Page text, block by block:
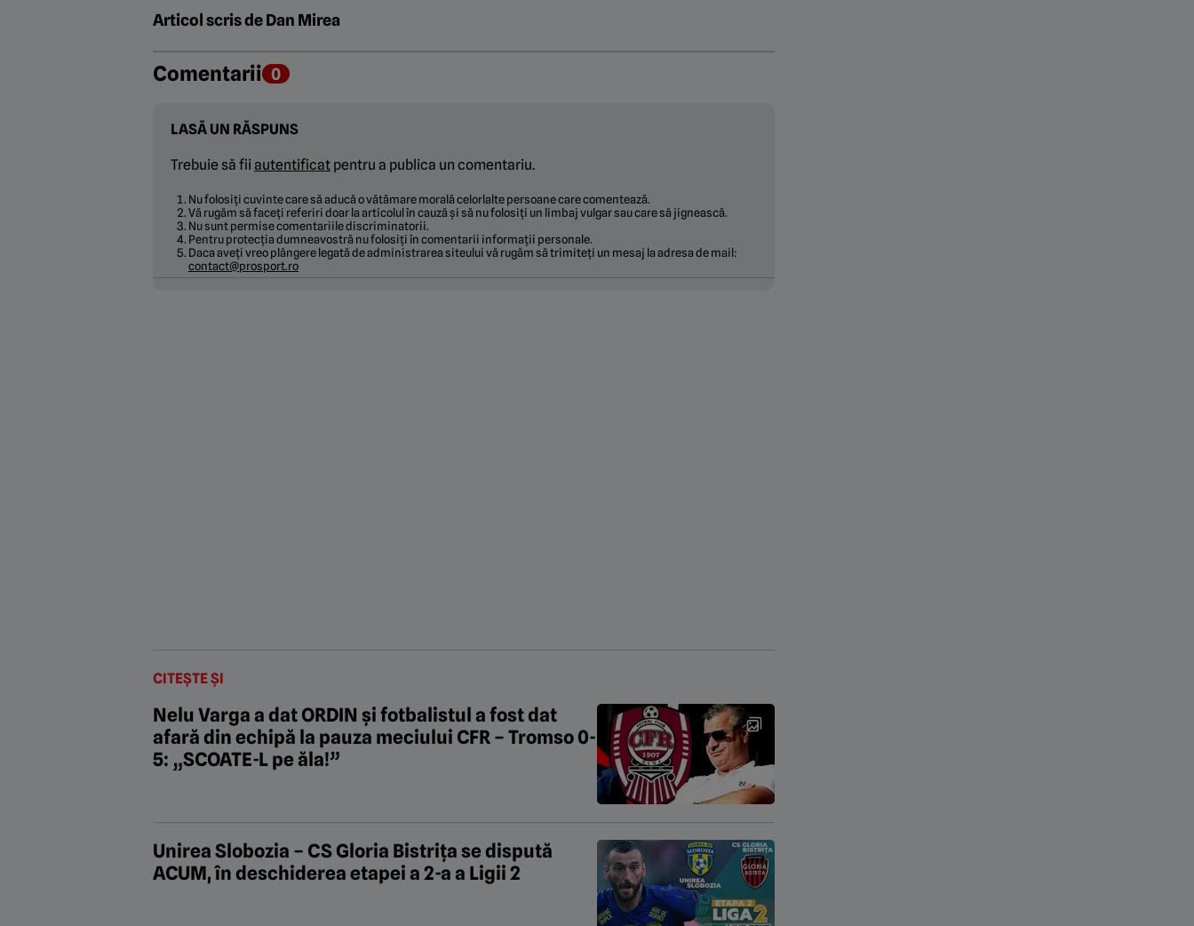
Articol scris de Dan Mirea
Comentarii 0
LASĂ UN RĂSPUNS
Trebuie să fii autentificat pentru a publica un comentariu.
Nu folosiți cuvinte care să aducă o vătămare morală celorlalte persoane care comentează.
Vă rugăm să faceți referiri doar la articolul în cauză și să nu folosiți un limbaj vulgar sau care să jignească.
Nu sunt permise comentariile discriminatorii.
Pentru protecția dumneavostră nu folosiți în comentarii informații personale.
Daca aveți vreo plângere legată de administrarea siteului vă rugăm să trimiteți un mesaj la adresa de mail:
contact@prosport.ro
CITEȘTE ȘI
Nelu Varga a dat ORDIN și fotbalistul a fost dat
afară din echipă la pauza meciului CFR – Tromso 0-
5: „SCOATE-L pe ăla!”
Unirea Slobozia – CS Gloria Bistrița se dispută
ACUM, în deschiderea etapei a 2-a a Ligii 2